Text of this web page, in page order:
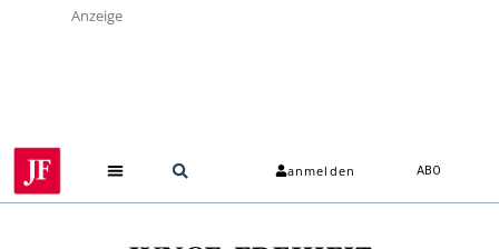
Anzeige
anmelden ABO